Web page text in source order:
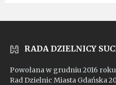
RADA DZIELNICY
Powołana w grudniu 2016
Rad Dzielnic Miasta Gdańska